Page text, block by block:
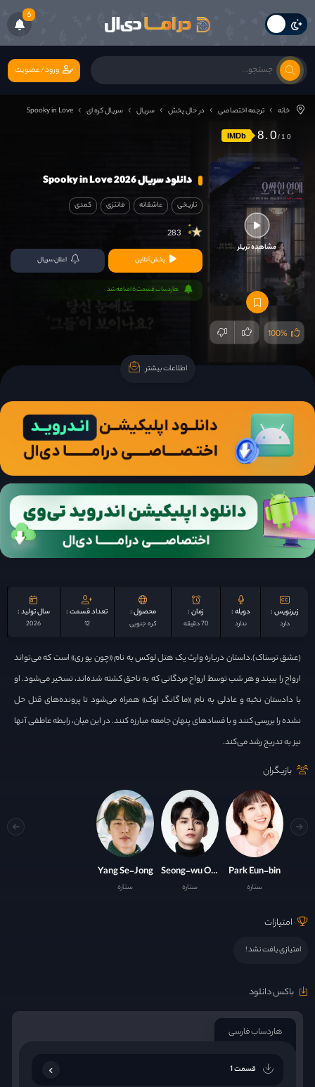
6
ورود/عضویت
خانه ترجمه اختصاصی در حال پخش سریال سریال کره ای Spooky in Love
IMDb 8.0
مشاهده تریلر
100%
دانلود سریال Spooky in Love 2026
تاریخی عاشقانه فانتزی کمدی
283
پخش آنلاین اعلان سریال
هاردساب قسمت 6 اضافه شد
اطلاعات بیشتر
زیرنویس :
دارد
دوبله :
ندارد
زمان :
70 دقیقه
محصول :
کره جنوبی
تعداد قسمت :
12
سال تولید :
2026
(عشق ترسناک‏).داستان درباره وارث یک هتل لوکس به نام «چون یو ری» است که می‌تواند
ارواح را ببیند و هر شب توسط ارواح مردگانی که به ناحق کشته شده‌اند، تسخیر می‌شود. او
با دادستان نخبه و عادلی به نام «ما گانگ اوک» همراه می‌شود تا پرونده‌های قتل حل‌
نشده را بررسی کنند و با فسادهای پنهان جامعه مبارزه کنند. در این میان، رابطه عاطفی آنها
نیز به تدریج رشد می‌کند.
بازیگران
Park Eun-bin
ستاره
Seong-wu Ong
ستاره
Yang Se-Jong
ستاره
امتیازات
امتیازی یافت نشد !
باکس دانلود
هاردساب فارسی
قسمت 1